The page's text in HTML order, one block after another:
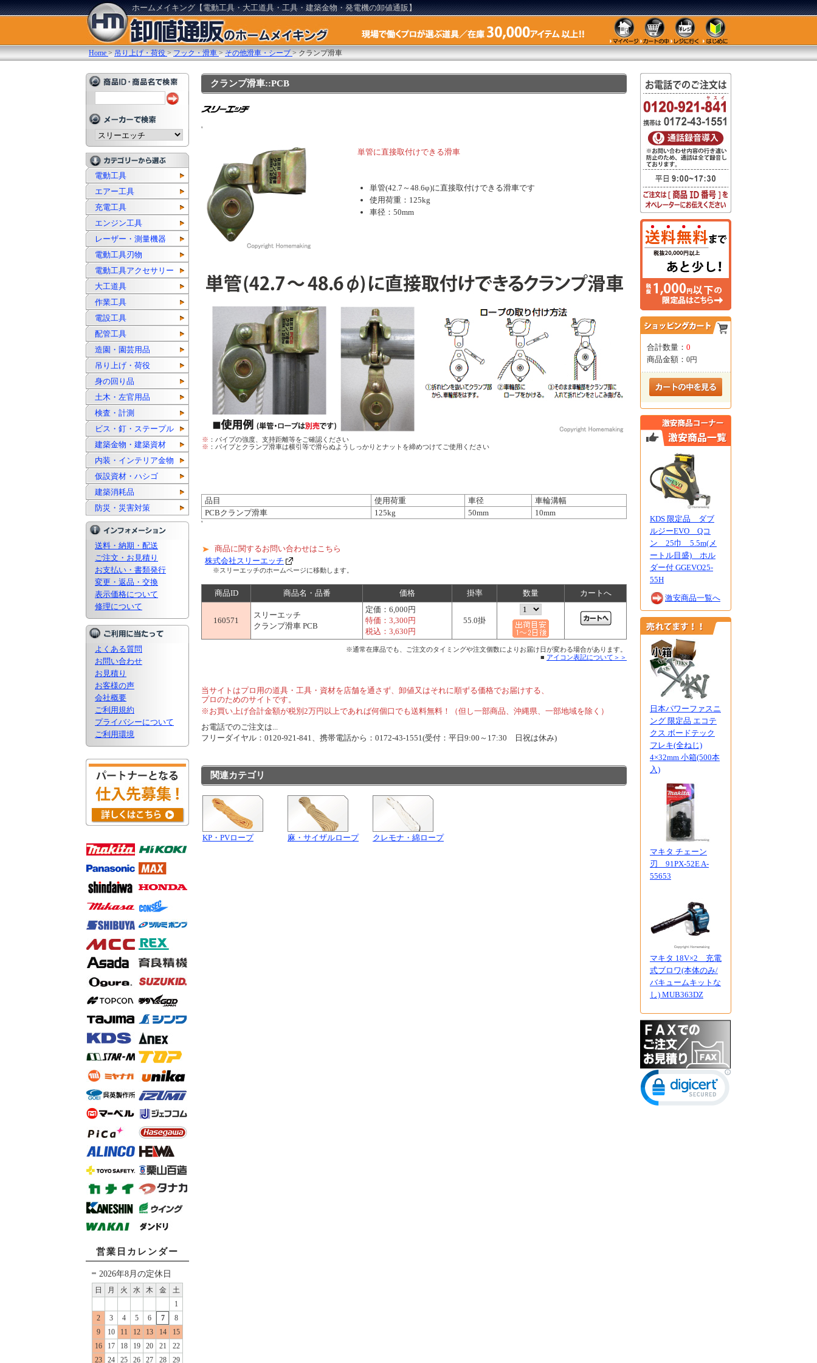
ホームメイキング【電動工具・大工道具・工具・建築金物・発電機の卸値通販】
Home >吊り上げ・荷役 >フック・滑車 >その他滑車・シーブ >クランプ滑車
電動工具
エアー工具
充電工具
エンジン工具
レーザー・測量機器
電動工具刃物
電動工具アクセサリー
大工道具
作業工具
電設工具
配管工具
造園・園芸用品
吊り上げ・荷役
身の回り品
土木・左官用品
検査・計測
ビス・釘・ステープル
建築金物・建築資材
内装・インテリア金物
仮設資材・ハシゴ
建築消耗品
防災・災害対策
送料・納期・配送
ご注文・お見積り
お支払い・書類発行
変更・返品・交換
表示価格について
修理について
よくある質問
お問い合わせ
お見積り
お客様の声
会社概要
ご利用規約
プライバシーについて
ご利用環境
営業日カレンダー
2026年8月の定休日
日 月 火 水 木 金
土
1
2
3 4 5 6 7
8
9
10 11 12 13 14
15
16
17 18 19 20 21
22
23
24 25 26 27 28 29
クランプ滑車::PCB
'
単管に直接取付けできる滑車
単管(42.7～48.6φ)に直接取付けできる滑車です
使用荷重：125kg
車径：50mm
※ ：パイプの強度、支持距離等をご確認ください
※ ：パイプとクランプ滑車は横引等で滑らぬようしっかりとナットを締めつけてご使用ください
品目 使用荷重 車径
車輪溝幅
PCBクランプ滑車
125kg 50mm
10mm
'
商品に関するお問い合わせはこちら
株式会社スリーエッチ
※スリーエッチのホームページに移動します。
商品ID 商品名・品番 価格 掛率 数量 カートへ
160571
スリーエッチ
クランプ滑車 PCB
定価： 6,000円
特価： 3,300円
税込： 3,630円
55.0掛
※通常在庫品でも、ご注文のタイミングや注文個数によりお届け日が変わる場合があります。
■ アイコン表記について＞＞
当サイトはプロ用の道具・工具・資材を店舗を通さず、卸値又はそれに順ずる価格でお届けする、
プロのためのサイトです。
※お買い上げ合計金額が税別2万円以上であれば何個口でも送料無料！（但し一部商品、沖縄県、一部地域を除く）
お電話でのご注文は...
フリーダイヤル：0120-921-841、携帯電話から：0172-43-1551(受付：平日9:00～17:30 日祝は休み)
関連カテゴリ
KP・PVロープ 麻・サイザルロープ クレモナ・綿ロープ
合計数量： 0
商品金額： 0円
KDS 限定品 ダブ
ルジーEVO Qコ
ン 25巾 5.5m(メ
ートル目盛) ホル
ダー付 GGEVO25-
55H
激安商品一覧へ
日本パワーファスニ
ング 限定品 エコテ
クス ボードテック
フレキ(全ねじ)
4×32mm 小箱(500本
入)
マキタ チェーン
刃 91PX-52E A-
55653
マキタ 18V×2 充電
式ブロワ(本体のみ/
バキュームキットな
し) MUB363DZ